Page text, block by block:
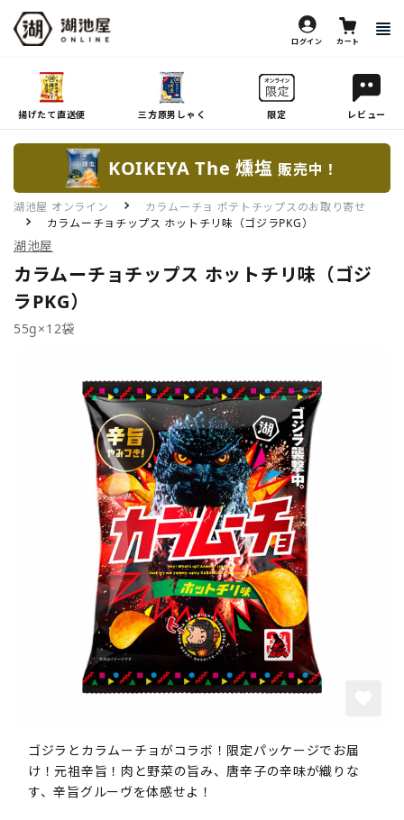
ログイン カート
揚げたて直送便 三方原男しゃく 限定 レビュー
KOIKEYA The 燻塩 販売中！
湖池屋 オンライン
カラムーチョ ポテトチップスのお取り寄せ
カラムーチョチップス ホットチリ味（ゴジラPKG）
湖池屋
カラムーチョチップス ホットチリ味（ゴジ
ラPKG）
55g×12袋
ゴジラとカラムーチョがコラボ！限定パッケージでお届
け！元祖辛旨！肉と野菜の旨み、唐辛子の辛味が織りな
す、辛旨グルーヴを体感せよ！